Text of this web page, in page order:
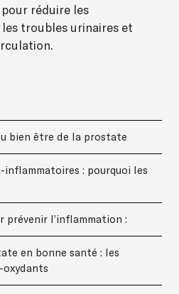
réduire les
troubles urinaires et
bien être de la prostate
: pourquoi les
prévenir l’inflammation :
en bonne santé : les